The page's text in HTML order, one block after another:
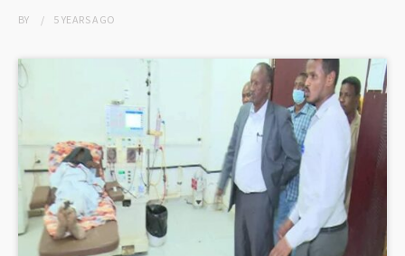
BY 5 YEARSAGO